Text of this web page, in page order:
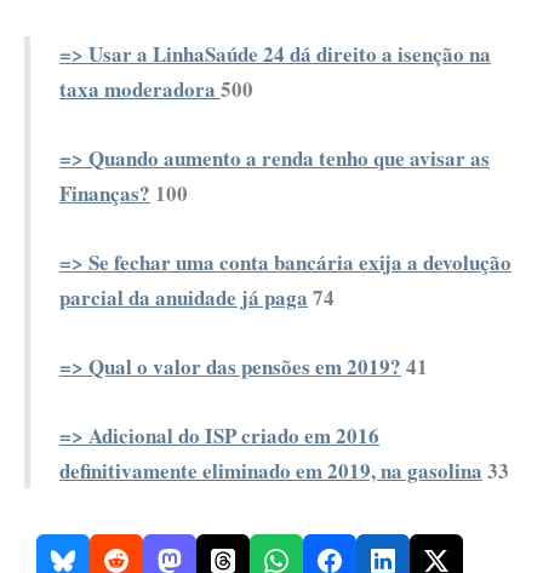
=> Usar a LinhaSaúde 24 dá direito a isenção na
taxa moderadora 500
=> Quando aumento a renda tenho que avisar as
Finanças? 100
=> Se fechar uma conta bancária exija a devolução
parcial da anuidade já paga 74
=> Qual o valor das pensões em 2019? 41
=> Adicional do ISP criado em 2016
definitivamente eliminado em 2019, na gasolina 33